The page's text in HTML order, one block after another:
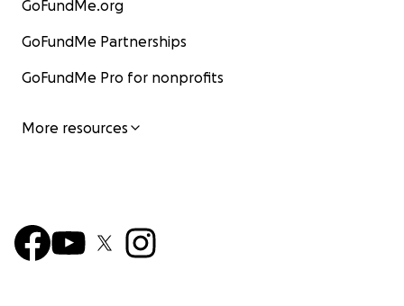
GoFundMe.org
GoFundMe Partnerships
GoFundMe Pro for nonprofits
More resources